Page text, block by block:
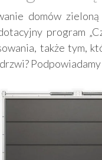
domów
program
także tym,